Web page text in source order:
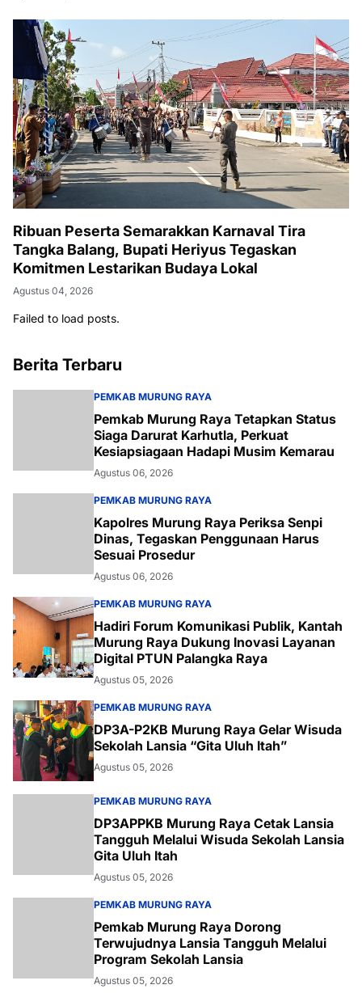
Ribuan Peserta Semarakkan Karnaval Tira
Tangka Balang, Bupati Heriyus Tegaskan
Komitmen Lestarikan Budaya Lokal
Agustus 04, 2026
Failed to load posts.
Berita Terbaru
PEMKAB MURUNG RAYA
Pemkab Murung Raya Tetapkan Status
Siaga Darurat Karhutla, Perkuat
Kesiapsiagaan Hadapi Musim Kemarau
Agustus 06, 2026
PEMKAB MURUNG RAYA
Kapolres Murung Raya Periksa Senpi
Dinas, Tegaskan Penggunaan Harus
Sesuai Prosedur
Agustus 06, 2026
PEMKAB MURUNG RAYA
Hadiri Forum Komunikasi Publik, Kantah
Murung Raya Dukung Inovasi Layanan
Digital PTUN Palangka Raya
Agustus 05, 2026
PEMKAB MURUNG RAYA
DP3A-P2KB Murung Raya Gelar Wisuda
Sekolah Lansia “Gita Uluh Itah”
Agustus 05, 2026
PEMKAB MURUNG RAYA
DP3APPKB Murung Raya Cetak Lansia
Tangguh Melalui Wisuda Sekolah Lansia
Gita Uluh Itah
Agustus 05, 2026
PEMKAB MURUNG RAYA
Pemkab Murung Raya Dorong
Terwujudnya Lansia Tangguh Melalui
Program Sekolah Lansia
Agustus 05, 2026